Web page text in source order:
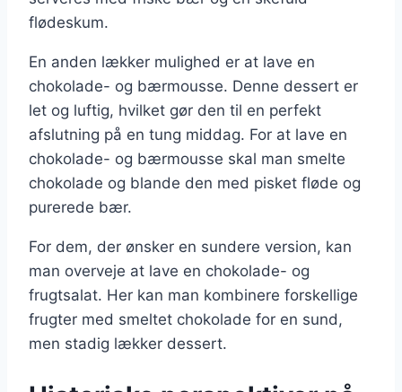
flødeskum.
En anden lækker mulighed er at lave en
chokolade- og bærmousse. Denne dessert er
let og luftig, hvilket gør den til en perfekt
afslutning på en tung middag. For at lave en
chokolade- og bærmousse skal man smelte
chokolade og blande den med pisket fløde og
purerede bær.
For dem, der ønsker en sundere version, kan
man overveje at lave en chokolade- og
frugtsalat. Her kan man kombinere forskellige
frugter med smeltet chokolade for en sund,
men stadig lækker dessert.